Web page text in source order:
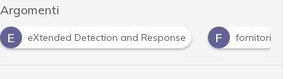
Argomenti
F fornitori I Intelligenza Artificiale M machine